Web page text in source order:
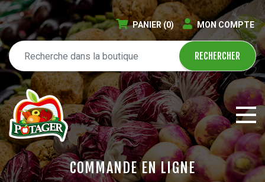
PANIER(0) MON COMPTE
COMMANDE EN LIGNE